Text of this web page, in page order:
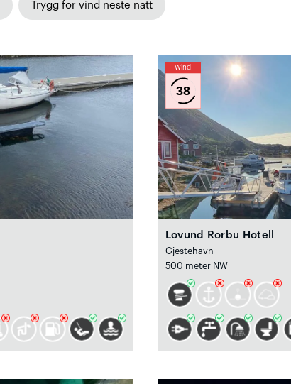
Trygg for vind neste natt
Wind
38
Lovund Rorbu Hotell
Gjestehavn
500 meter NW